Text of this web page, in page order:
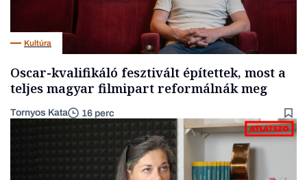
Kultúra
Oscar-kvalifikáló fesztivált építettek, most a
teljes magyar filmipart reformálnák meg
Tornyos Kata 16 perc